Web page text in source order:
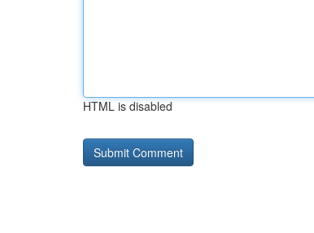
HTML is disabled